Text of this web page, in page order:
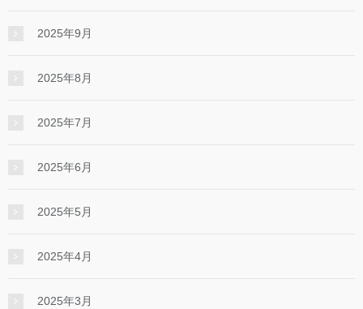
2025年9月
2025年8月
2025年7月
2025年6月
2025年5月
2025年4月
2025年3月